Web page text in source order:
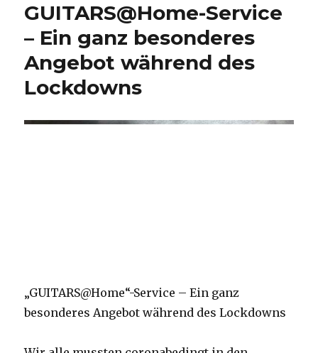
„331
3
Frauen,
3
Religionen,
GUITARS@Home-Service
– Ein ganz besonderes
Angebot während des
Lockdowns
„GUITARS@Home“-Service – Ein ganz
besonderes Angebot während des Lockdowns